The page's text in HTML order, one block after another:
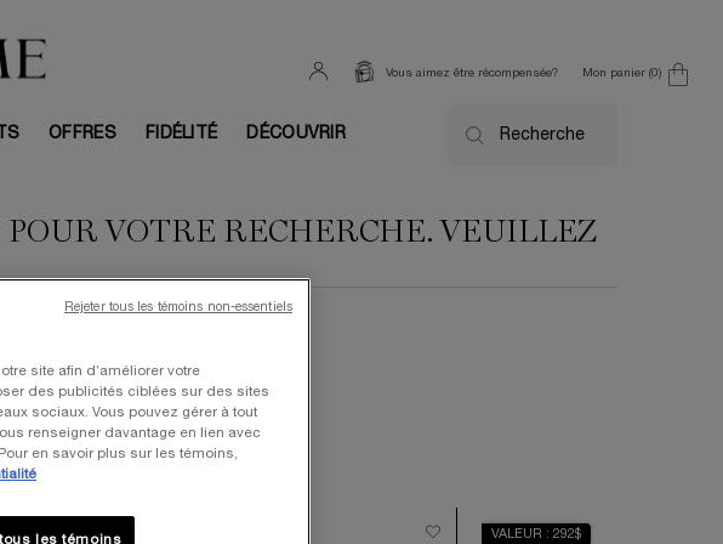
Vous aimez être récompensée? Mon panier 0
0 product in cart
OFFRES FIDÉLITÉ DÉCOUVRIR Recherche
POUR VOTRE RECHERCHE. VEUILLEZ
VALEUR : 292$
site afin d’améliorer votre
des publicités ciblées sur des sites
sociaux. Vous pouvez gérer à tout
renseigner davantage en lien avec
en savoir plus sur les témoins,
les témoins
Rejeter tous les témoins non-essentiels